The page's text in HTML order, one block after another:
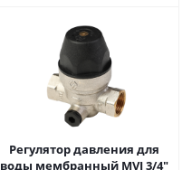
Регулятор давления для
воды мембранный MVI 3/4"